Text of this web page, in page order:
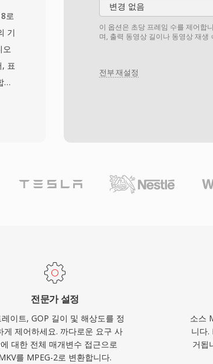
변경 없음
이 옵션은 초당 프레임 수를 제어합
며, 출력 동영상 길이나 동영상 재생
전부 재설정
트
니
있
라
로
기
오
표
니
,
전문가 설정
레이트, GOP 길이 및 해상도를 정
게 제어하세요. 까다로운 요구 사
대한 전체 매개변수 접근으로
를 MPEG-2로 변환합니다.
소스
니다.
거됩